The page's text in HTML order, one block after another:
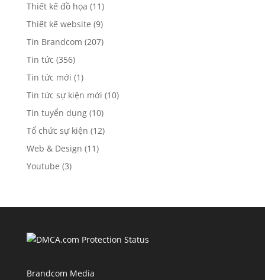
Thiết kế đồ họa (11)
Thiết kế website (9)
Tin Brandcom (207)
Tin tức (356)
Tin tức mới (1)
Tin tức sự kiện mới (10)
Tin tuyển dụng(10)
Tổ chức sự kiện (12)
Web & Design (11)
Youtube (3)
Brandcom Media